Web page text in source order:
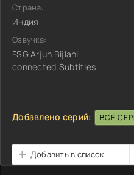
Страна:
Индия
Озвучка:
FSG Arjun Bijlani
connected.Subtitles
Добавлено серий: ВСЕ
Добавить в список